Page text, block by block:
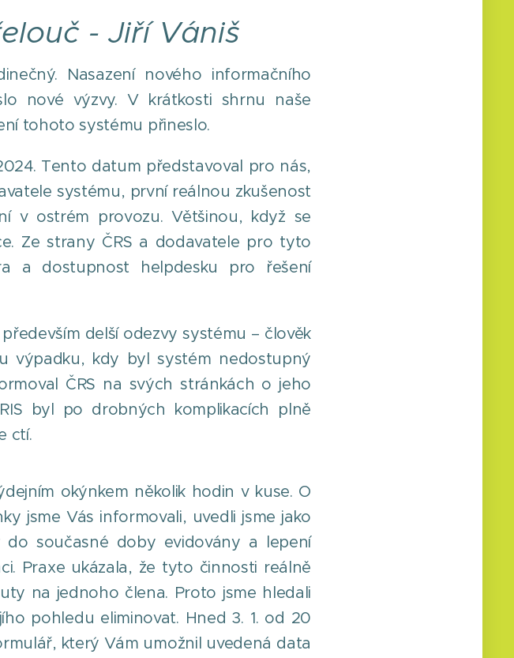
- Jiří Vániš
Nasazení nového informačního
nové výzvy. V krátkosti shrnu naše
tohoto systému přineslo.
Tento datum představoval pro nás,
systému, první reálnou zkušenost
v ostrém provozu. Většinou, když se
Ze strany ČRS a dodavatele pro tyto
a dostupnost helpdesku pro řešení
delší odezvy systému – člověk
výpadku, kdy byl systém nedostupný
ČRS na svých stránkách o jeho
byl po drobných komplikacích plně
ctí.
okýnkem několik hodin v kuse. O
jsme Vás informovali, uvedli jsme jako
současné doby evidovány a lepení
Praxe ukázala, že tyto činnosti reálně
na jednoho člena. Proto jsme hledali
pohledu eliminovat. Hned 3. 1. od 20
který Vám umožnil uvedená data